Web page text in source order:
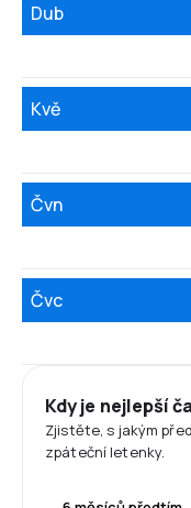
Dub
Kvě
Čvn
Čvc
Kdy je nejlepší
Zjistěte, s jakým
zpáteční letenky.